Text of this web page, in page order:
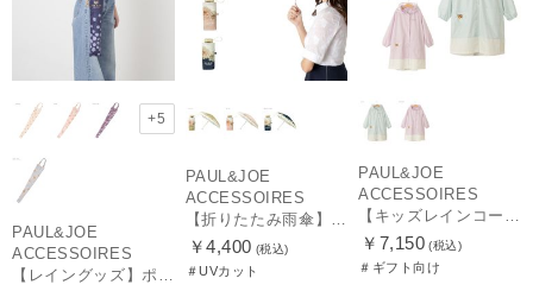
+5
PAUL&JOE
ACCESSOIRES
【レイングッズ】ポール & ジョー (PAUL & JOE ACCESSOIRES) ドット ヌネット 猫 傘袋 【公式ムーンバット】 撥水 吸水 折りたたみ傘 長傘 長短タイプ 兼用
PAUL&JOE
ACCESSOIRES
【折りたたみ雨傘】ポール & ジョー (PAUL & JOE ACCESSOIRES) クリザンテーム コンパクト UV
￥4,400 (税込)
＃UVカット
PAUL&JOE
ACCESSOIRES
【キッズレインコート】ポール＆ジョー（PAUL & JOE ACCESSOIRES）ワンポイントヌネット
￥7,150 (税込)
＃ギフト向け